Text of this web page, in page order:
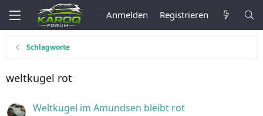
Anmelden Registrieren
Schlagworte
weltkugel rot
Weltkugel im Amundsen bleibt rot